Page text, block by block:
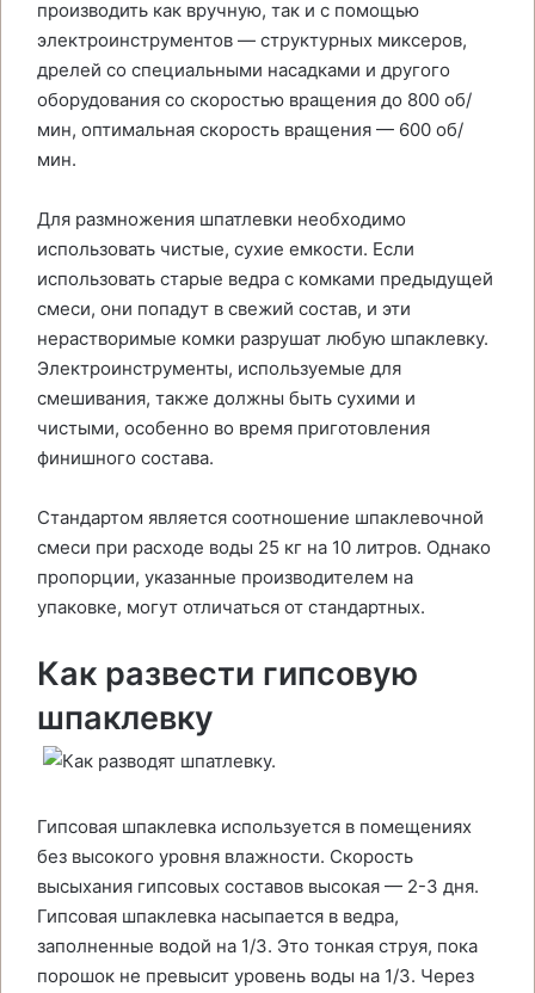
производить как вручную, так и с помощью
электроинструментов — структурных миксеров,
дрелей со специальными насадками и другого
оборудования со скоростью вращения до 800 об/
мин, оптимальная скорость вращения — 600 об/
мин.
Для размножения шпатлевки необходимо
использовать чистые, сухие емкости. Если
использовать старые ведра с комками предыдущей
смеси, они попадут в свежий состав, и эти
нерастворимые комки разрушат любую шпаклевку.
Электроинструменты, используемые для
смешивания, также должны быть сухими и
чистыми, особенно во время приготовления
финишного состава.
Стандартом является соотношение шпаклевочной
смеси при расходе воды 25 кг на 10 литров. Однако
пропорции, указанные производителем на
упаковке, могут отличаться от стандартных.
Как развести гипсовую
шпаклевку
Гипсовая шпаклевка используется в помещениях
без высокого уровня влажности. Скорость
высыхания гипсовых составов высокая — 2-3 дня.
Гипсовая шпаклевка насыпается в ведра,
заполненные водой на 1/3. Это тонкая струя, пока
порошок не превысит уровень воды на 1/3. Через